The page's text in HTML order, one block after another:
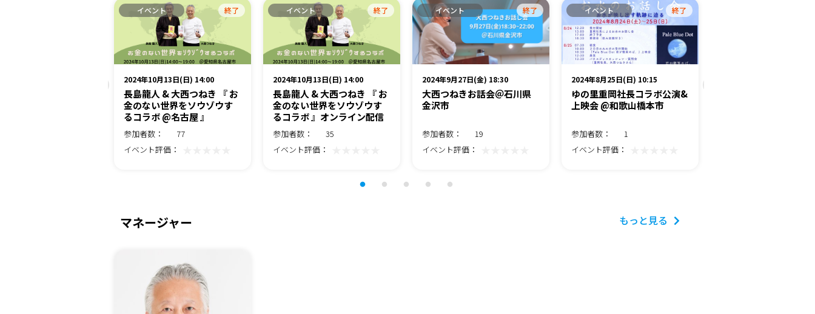
イベント 終了
2024年10月13日(日) 14:00
長島龍人 & 大西つねき 『 お
金のない世界をソウゾウす
るコラボ @名古屋 』
参加者数：
77
イベント評価：
イベント 終了
2024年10月13日(日) 14:00
長島龍人 & 大西つねき 『 お
金のない世界をソウゾウす
るコラボ 』オンライン配信
参加者数：
35
イベント評価：
イベント 終了
2024年9月27日(金) 18:30
大西つねきお話会＠石川県
金沢市
参加者数：
19
イベント評価：
イベント 終了
2024年8月25日(日) 10:15
ゆの里重岡社長コラボ公演&
上映会 @和歌山橋本市
参加者数：
1
イベント評価：
マネージャー もっと見る